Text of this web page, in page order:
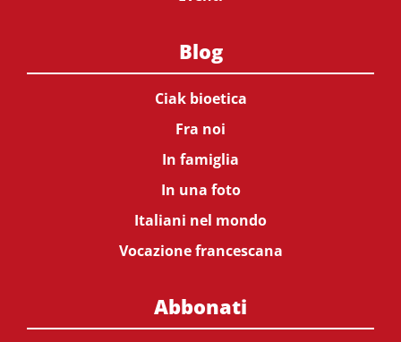
Blog
Ciak bioetica
Fra noi
In famiglia
In una foto
Italiani nel mondo
Vocazione francescana
Abbonati